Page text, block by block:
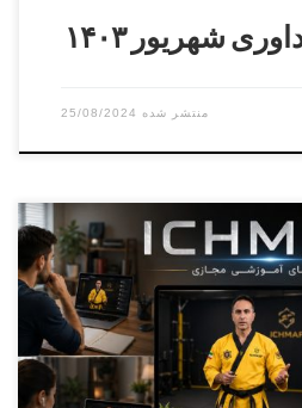
شهریور ۱۴۰۳
25/08/2024
دوره کارورزی ( مربیگری عملی ) درجه ۳ الی درجه ۱ بخش
بافکرمسئول برگزاری دوره استاد
پرویز بایرامی ۰۹۳۰۶۴۹۰۴۶۴ بخش بانوان مدرس دوره سرکار
دوره سرکار خانم استاد تالمی
نژاد۰۹۳۶۲۰۹۴۳۴۴ برگزاری دوره فنی کمربند مشکی دان ۱ الی